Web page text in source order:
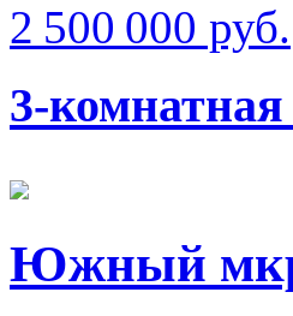
2 500 000 руб.
3-
Южный